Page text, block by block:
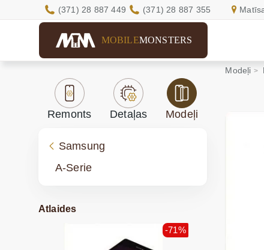
(371) 28 887 449 (371) 28 887 355
MOBILEMONSTERS
Remonts Detaļas Modeļi
Samsung
A-Serie
Atlaides
-71%
Modeļi